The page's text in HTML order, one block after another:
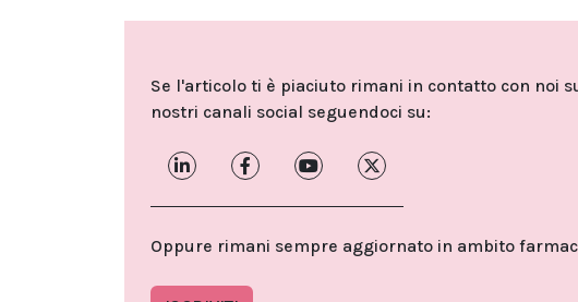
Se l'articolo ti è piaciuto rimani in contatto con noi
nostri canali social seguendoci su:
Oppure rimani sempre aggiornato in ambito